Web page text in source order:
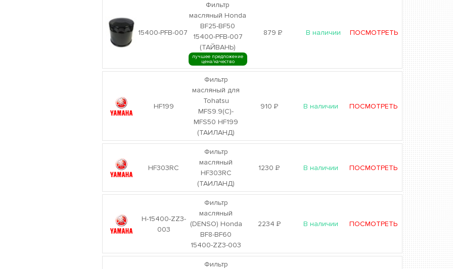
15400-PFB-007
Фильтр
масляный Honda
BF25-BF50
15400-PFB-007
(ТАЙВАНЬ)
лучшее предложение
цена/качество
879Р В наличии ПОСМОТРЕТЬ
HF199
Фильтр
масляный для
Tohatsu
MFS9.9(C)-
MFS50 HF199
(ТАИЛАНД)
910 Р В наличии ПОСМОТРЕТЬ
HF303RC
Фильтр
масляный
HF303RC
(ТАИЛАНД)
1230Р В наличии ПОСМОТРЕТЬ
H-15400-ZZ3-
003
Фильтр
масляный
(DENSO) Honda
BF8-BF60
15400-ZZ3-003
2234 Р В наличии ПОСМОТРЕТЬ
Фильтр